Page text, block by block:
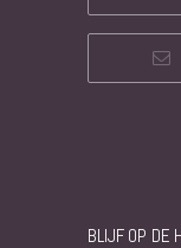
BLIJF OP DE